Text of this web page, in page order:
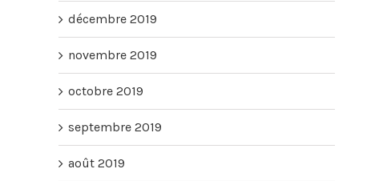
décembre 2019
novembre 2019
octobre 2019
septembre 2019
août 2019